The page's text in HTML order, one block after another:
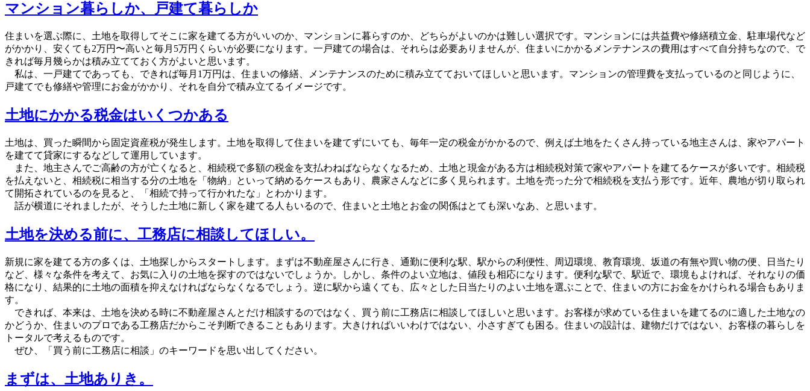
マンション暮らしか、戸建て暮らしか
住まいを選ぶ際に、土地を取得してそこに家を建てる方がいいのか、マンションに暮らすのか、どちらがよいのかは難しい選択です。マンションには共益費や修繕積立金、駐車場代など
がかかり、安くても2万円〜高いと毎月5万円くらいが必要になります。一戸建ての場合は、それらは必要ありませんが、住まいにかかるメンテナンスの費用はすべて自分持ちなので、で
きれば毎月幾らかは積み立てておく方がよいと思います。
私は、一戸建てであっても、できれば毎月1万円は、住まいの修繕、メンテナンスのために積み立てておいてほしいと思います。マンションの管理費を支払っているのと同じように、
戸建てでも修繕や管理にお金がかかり、それを自分で積み立てるイメージです。
土地にかかる税金はいくつかある
土地は、買った瞬間から固定資産税が発生します。土地を取得して住まいを建てずにいても、毎年一定の税金がかかるので、例えば土地をたくさん持っている地主さんは、家やアパート
を建てて貸家にするなどして運用しています。
また、地主さんでご高齢の方が亡くなると、相続税で多額の税金を支払わねばならなくなるため、土地と現金がある方は相続税対策で家やアパートを建てるケースが多いです。相続税
を払えないと、相続税に相当する分の土地を「物納」といって納めるケースもあり、農家さんなどに多く見られます。土地を売った分で相続税を支払う形です。近年、農地が切り取られ
て開拓されているのを見ると、「相続で持って行かれたな」とわかります。
話が横道にそれましたが、そうした土地に新しく家を建てる人もいるので、住まいと土地とお金の関係はとても深いなあ、と思います。
土地を決める前に、工務店に相談してほしい。
新規に家を建てる方の多くは、土地探しからスタートします。まずは不動産屋さんに行き、通勤に便利な駅、駅からの利便性、周辺環境、教育環境、坂道の有無や買い物の便、日当たり
など、様々な条件を考えて、お気に入りの土地を探すのではないでしょうか。しかし、条件のよい立地は、値段も相応になります。便利な駅で、駅近で、環境もよければ、それなりの価
格になり、結果的に土地の面積を抑えなければならなくなるでしょう。逆に駅から遠くても、広々とした日当たりのよい土地を選ぶことで、住まいの方にお金をかけられる場合もありま
す。
できれば、本来は、土地を決める時に不動産屋さんとだけ相談するのではなく、買う前に工務店に相談してほしいと思います。お客様が求めている住まいを建てるのに適した土地なの
かどうか、住まいのプロである工務店だからこそ判断できることもあります。大きければいいわけではない、小さすぎても困る。住まいの設計は、建物だけではない、お客様の暮らしを
トータルで考えるものです。
ぜひ、「買う前に工務店に相談」のキーワードを思い出してください。
まずは、土地ありき。